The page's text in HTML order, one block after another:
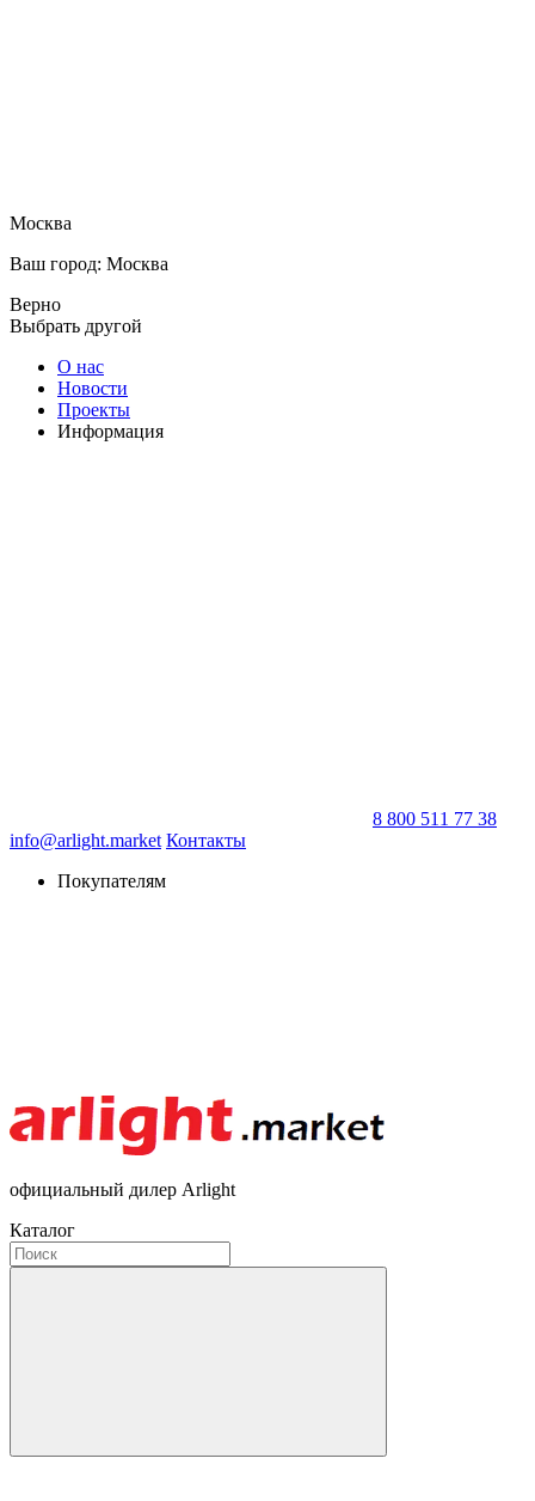
Москва
Ваш город: Москва
Верно
Выбрать другой
О нас
Новости
Проекты
Информация
8 800 511 77 38
info@arlight.market Контакты
Покупателям
официальный дилер Arlight
Каталог